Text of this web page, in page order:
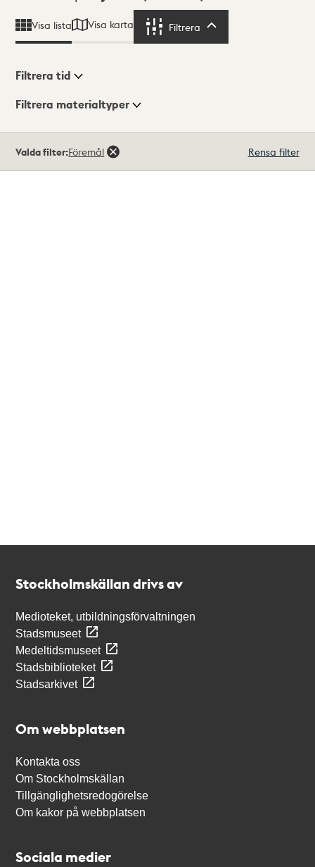
Visa lista Visa karta Filtrera
Visningsläge
Filtrera tid
Filtrera materialtyper
träffar
Valda filter:Föremål Rensa filter
Stockholmskällan drivs av
Medioteket, utbildningsförvaltningen
Stadsmuseet
Medeltidsmuseet
Stadsbiblioteket
Stadsarkivet
Om webbplatsen
Kontakta oss
Om Stockholmskällan
Tillgänglighetsredogörelse
Om kakor på webbplatsen
Sociala medier